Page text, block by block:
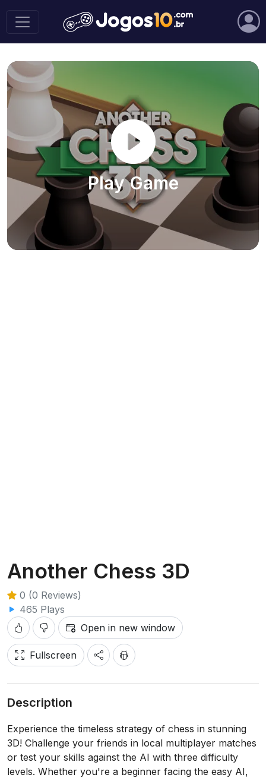
Play Game
Another Chess 3D
0 (0 Reviews)
465 Plays
Open in new window
Fullscreen
Description
Experience the timeless strategy of chess in stunning
3D! Challenge your friends in local multiplayer matches
or test your skills against the AI with three difficulty
levels. Whether you're a beginner facing the easy AI,